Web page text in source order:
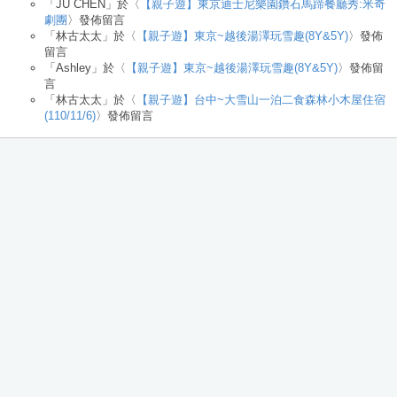
「 JU CHEN 」於〈
【親子遊】東京迪士尼樂園鑽石馬蹄餐廳秀:米奇
劇團 〉發佈留言
「 林古太太 」於〈 【親子遊】東京~越後湯澤玩雪趣(8Y&5Y)〉發佈
留言
「 Ashley 」於〈 【親子遊】東京~越後湯澤玩雪趣(8Y&5Y)〉發佈留
言
「 林古太太 」於〈
【親子遊】台中~大雪山一泊二食森林小木屋住宿
(110/11/6)〉發佈留言